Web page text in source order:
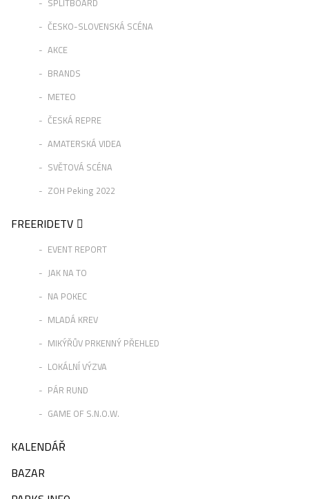
ČESKO-SLOVENSKÁ SCÉNA
AKCE
BRANDS
METEO
ČESKÁ REPRE
AMATERSKÁ VIDEA
SVĚTOVÁ SCÉNA
ZOH Peking 2022
FREERIDETV
EVENT REPORT
JAK NA TO
NA POKEC
MLADÁ KREV
MIKÝŘŮV PRKENNÝ PŘEHLED
LOKÁLNÍ VÝZVA
PÁR RUND
GAME OF S.N.O.W.
KALENDÁŘ
BAZAR